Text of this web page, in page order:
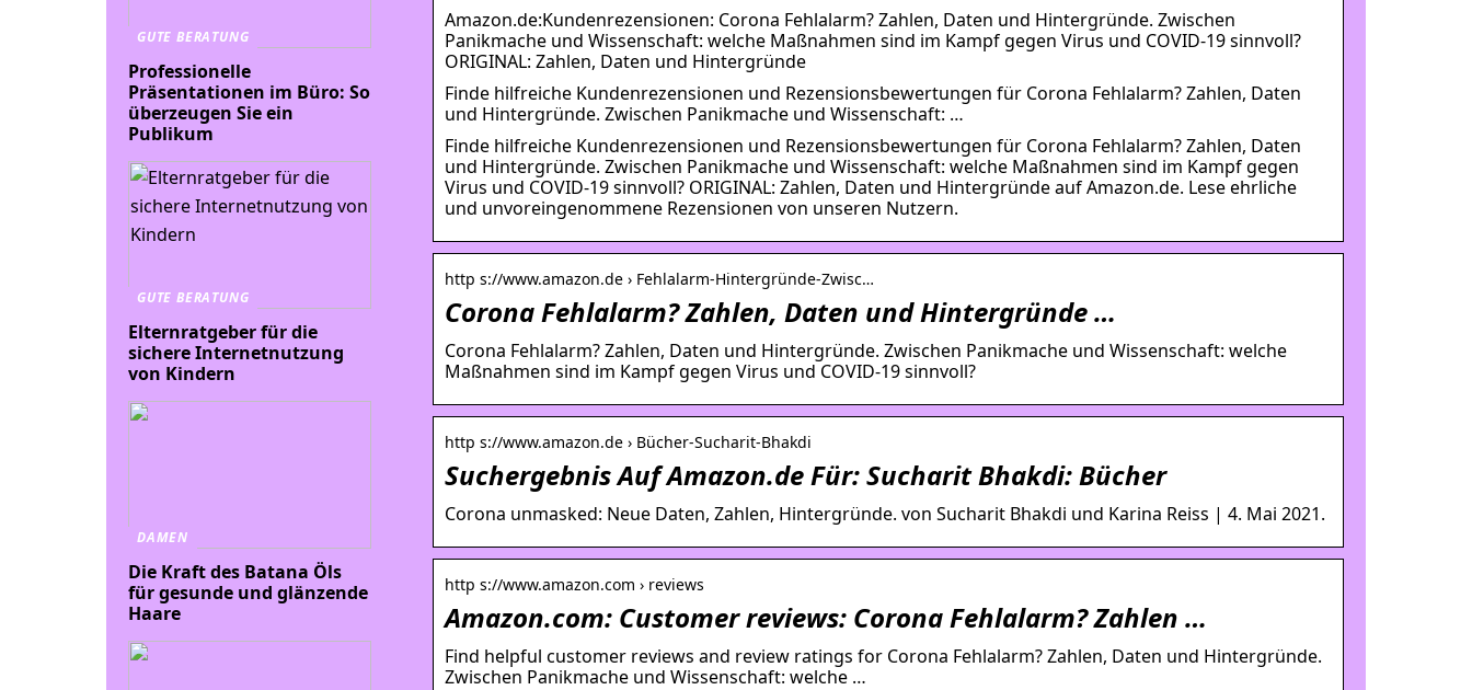
Amazon.de:Kundenrezensionen: Corona Fehlalarm? Zahlen, Daten und Hintergründe. Zwischen
Panikmache und Wissenschaft: welche Maßnahmen sind im Kampf gegen Virus und COVID-19 sinnvoll?
ORIGINAL: Zahlen, Daten und Hintergründe
Finde hilfreiche Kundenrezensionen und Rezensionsbewertungen für Corona Fehlalarm? Zahlen, Daten
und Hintergründe. Zwischen Panikmache und Wissenschaft: …
Finde hilfreiche Kundenrezensionen und Rezensionsbewertungen für Corona Fehlalarm? Zahlen, Daten
und Hintergründe. Zwischen Panikmache und Wissenschaft: welche Maßnahmen sind im Kampf gegen
Virus und COVID-19 sinnvoll? ORIGINAL: Zahlen, Daten und Hintergründe auf Amazon.de. Lese ehrliche
und unvoreingenommene Rezensionen von unseren Nutzern.
http s://www.amazon.de › Fehlalarm-Hintergründe-Zwisc…
Corona Fehlalarm? Zahlen, Daten und Hintergründe …
Corona Fehlalarm? Zahlen, Daten und Hintergründe. Zwischen Panikmache und Wissenschaft: welche
Maßnahmen sind im Kampf gegen Virus und COVID-19 sinnvoll?
http s://www.amazon.de › Bücher-Sucharit-Bhakdi
Suchergebnis Auf Amazon.de Für: Sucharit Bhakdi: Bücher
Corona unmasked: Neue Daten, Zahlen, Hintergründe. von Sucharit Bhakdi und Karina Reiss | 4. Mai 2021.
http s://www.amazon.com › reviews
Amazon.com: Customer reviews: Corona Fehlalarm? Zahlen …
Find helpful customer reviews and review ratings for Corona Fehlalarm? Zahlen, Daten und Hintergründe.
Zwischen Panikmache und Wissenschaft: welche …
GUTE BERATUNG
Professionelle
Präsentationen im Büro: So
überzeugen Sie ein
Publikum
GUTE BERATUNG
Elternratgeber für die
sichere Internetnutzung
von Kindern
DAMEN
Die Kraft des Batana Öls
für gesunde und glänzende
Haare